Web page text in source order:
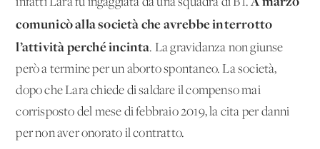
comunicò alla società che avrebbe interrotto
l’attività perché incinta. La gravidanza non giunse
però a termine per un aborto spontaneo. La società,
dopo che Lara chiede di saldare il compenso mai
corrisposto del mese di febbraio 2019, la cita per danni
per non aver onorato il contratto.